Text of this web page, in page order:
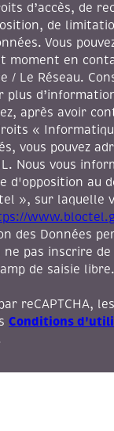
d’accès, de
de
Vous
moment en
/ Le Réseau.
plus
après avoir
«
vous pouvez
Nous vous
d'opposition au
», sur laquelle
des Données
pas inscrire de
de saisie libre.
reCAPTCHA, les
Conditions